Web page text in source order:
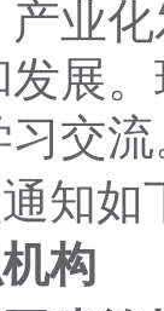
业
展
交
知如
构